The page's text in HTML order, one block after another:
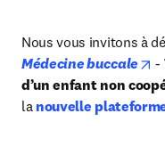
Nous vous invitons à
Médecine buccale
-
d’un enfant non
la nouvelle